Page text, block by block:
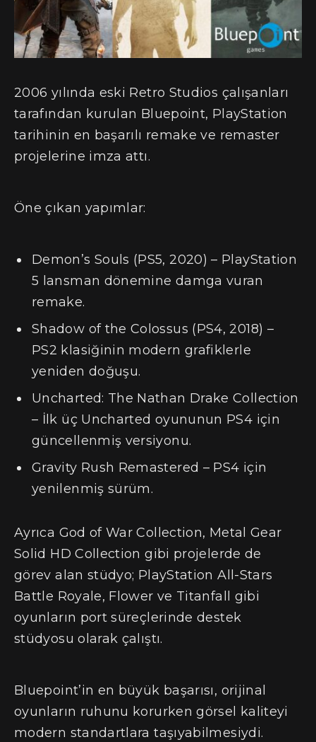
2006 yılında eski Retro Studios çalışanları
tarafından kurulan Bluepoint, PlayStation
tarihinin en başarılı remake ve remaster
projelerine imza attı.
Öne çıkan yapımlar:
Demon’s Souls (PS5, 2020) – PlayStation
5 lansman dönemine damga vuran
remake.
Shadow of the Colossus (PS4, 2018) –
PS2 klasiğinin modern grafiklerle
yeniden doğuşu.
Uncharted: The Nathan Drake Collection
– İlk üç Uncharted oyununun PS4 için
güncellenmiş versiyonu.
Gravity Rush Remastered – PS4 için
yenilenmiş sürüm.
Ayrıca God of War Collection, Metal Gear
Solid HD Collection gibi projelerde de
görev alan stüdyo; PlayStation All-Stars
Battle Royale, Flower ve Titanfall gibi
oyunların port süreçlerinde destek
stüdyosu olarak çalıştı.
Bluepoint’in en büyük başarısı, orijinal
oyunların ruhunu korurken görsel kaliteyi
modern standartlara taşıyabilmesiydi.